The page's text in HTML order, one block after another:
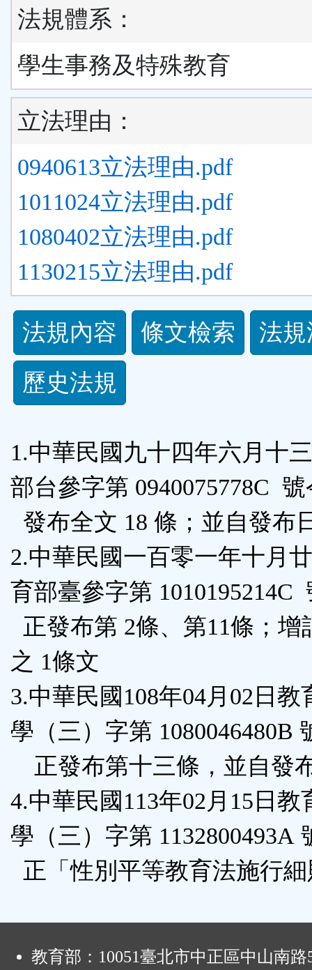
法規體系：
學生事務及特殊教育
立法理由：
0940613立法理由.pdf
1011024立法理由.pdf
1080402立法理由.pdf
1130215立法理由.pdf
法
規
功
按
鈕
區
法規內容 條文檢索
法
歷史法規
1.中華民國九十四年六月十
部台參字第 0940075778C
發布全文 18 條；並自發布
2.中華民國一百零一年十月
育部臺參字第 1010195214C
正發布第 2條、第11條；增
之 1條文
3.中華民國108年04月02日教
學（三）字第 1080046480B
正發布第十三條，並自發
4.中華民國113年02月15日教
學（三）字第 1132800493A
正「性別平等教育法施行
教育部：10051臺北市中正區中山南